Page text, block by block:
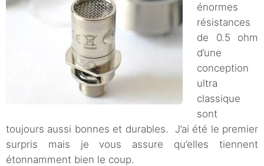
énormes
résistances
de 0.5 ohm
d’une
conception
ultra
classique
sont
toujours aussi bonnes et durables. J’ai été le premier
surpris mais je vous assure qu’elles tiennent
étonnamment bien le coup.